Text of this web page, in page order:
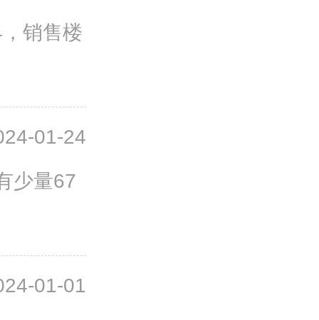
销售楼
01-24
少量67
01-01